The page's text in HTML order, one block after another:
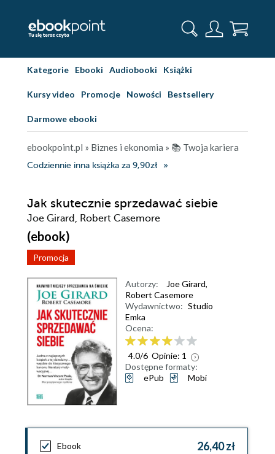
Kategorie Ebooki Audiobooki Książki
Kursy video Promocje Nowości Bestsellery
Darmowe ebooki
ebookpoint.pl » Biznes i ekonomia » 📚 Twoja kariera
Codziennie inna książka za 9,90zł
Jak skutecznie sprzedawać siebie
Joe Girard, Robert Casemore
(ebook)
Promocja
Autorzy: Joe Girard,
Robert Casemore
Wydawnictwo: Studio
Emka
Ocena:
4.0/6 Opinie: 1
Dostępne formaty:
ePub
Mobi
Ebook 26,40 zł